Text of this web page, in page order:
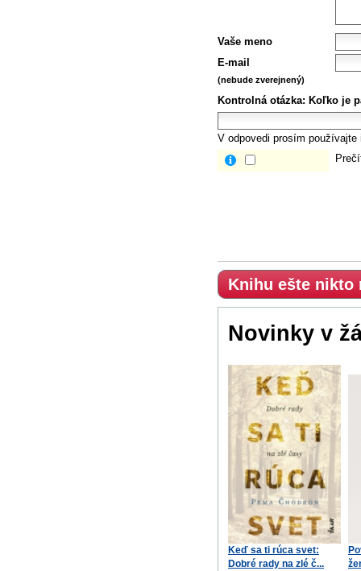
Vaše meno
E-mail
(nebude zverejnený)
Kontrolná otázka: Koľko je
V odpovedi prosím
Knihu ešte nikto
Novinky v
Keď sa ti rúca svet:
Dobré rady na zlé č...